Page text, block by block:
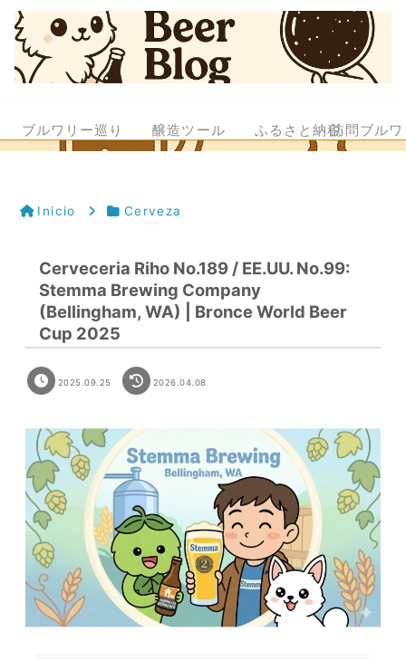
ブルワリー巡り 醸造ツール ふるさと納税訪問ブル
Inicio Cerveza
Cerveceria Riho No.189 / EE.UU. No.99:
Stemma Brewing Company
(Bellingham, WA) | Bronce World Beer
Cup 2025
2025.09.25 2026.04.08